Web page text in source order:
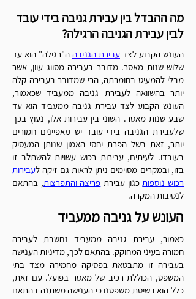
מה ההבדל בין עבירת גניבה בידי עובד
לבין עבירת הגניבה הרגילה?
העונש הקבוע לצד עבירת הגניבה ה"רגילה" הוא עד
שלוש שנות מאסר. מדובר בעבירה מסווג עוון, אשר
מבלי להמעיט בחומרתה, הרי שמדובר בעבירה קלה
יותר בהשוואה לעבירת גניבה ממעביד שכאמור,
העונש הקבוע לצד עבירת גניבה ממעביד הוא עד
שבע שנות מאסר. השוני בין עבירות אלו, נעוץ בכך
שלעבירת הגניבה בידי עובד יש מאפיינים חמורים
יותר, זאת בשל הפרת יחסי האמון שנותן המעסיק
בעובדו. לעיתים, עבירות רכוש עשויות להשתלב זו
בזו, ובמקרים מסוימים ניתן לראות גם זיקה לעבירות
רכוש נוספותכגון עבירת פריצה והתפרצות, בהתאם
לנסיבות המקרה.
העונש על גניבה ממעביד
כאמור, עבירת גניבה ממעביד נחשבת לעבירה
חמורה בעיני המחוקק. בהתאם לכך, מדיניות הענישה
בעבירה זו מתבטאת בפסיקה מחמירה מצד בתי
המשפט, הכוללת רכיב של מאסר בפועל. עם זאת,
כלל הוא בשיטת משפטנו כי הענישה משתנה בהתאם